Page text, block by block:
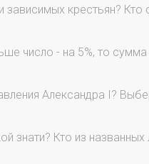
зависимых крестьян?
число - на 5%, то сумма
Александра I?
знати? Кто из